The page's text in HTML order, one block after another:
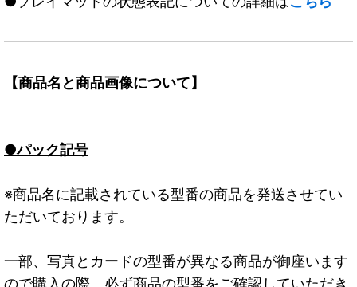
【商品名と商品画像について】
●パック記号
※商品名に記載されている型番の商品を発送させてい
ただいております。
一部、写真とカードの型番が異なる商品が御座います
ので購入の際、必ず商品の型番をご確認していただき